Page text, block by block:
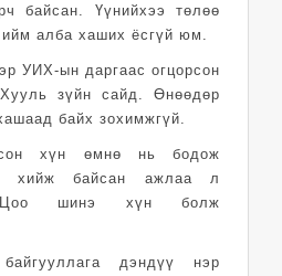
байсан. Үүнийхээ төлөө
алба хаших ёсгүй юм.
УИХ-ын даргаас огцорсон
зүйн сайд. Өнөөдөр
байх зохимжгүй.
хүн өмнө нь бодож
хийж байсан ажлаа л
Цоо шинэ хүн болж
дэндүү нэр